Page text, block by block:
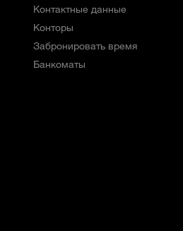
Контактные данные
Конторы
Забронировать время
Банкоматы